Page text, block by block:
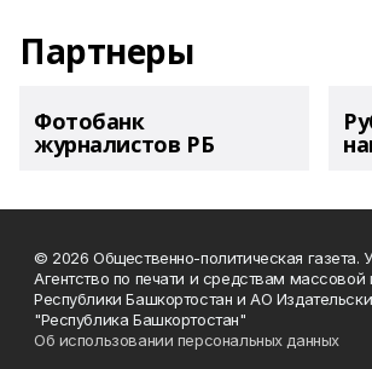
Партнеры
Фотобанк
журналистов РБ
© 2026 Общественно-политическая газета.
Агентство по печати и средствам
Республики Башкортостан и АО
"Республика Башкортостан"
Об использовании персональных данных